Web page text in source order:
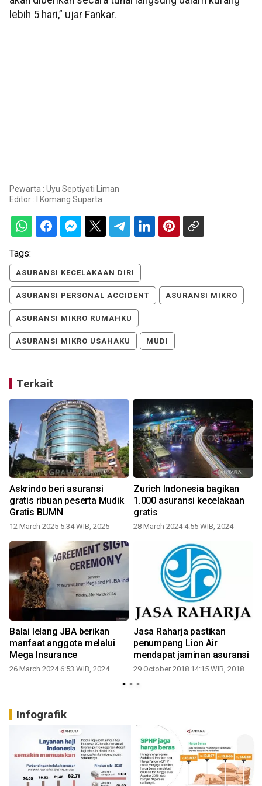
lebih 5 hari,” ujar Fankar.
Pewarta : Uyu Septiyati Liman
Editor : I Komang Suparta
Tags:
ASURANSI KECELAKAAN DIRI
ASURANSI PERSONAL ACCIDENT ASURANSI MIKRO
ASURANSI MIKRO RUMAHKU
ASURANSI MIKRO USAHAKU MUDI
Terkait
Askrindo beri asuransi
gratis ribuan peserta Mudik
Gratis BUMN
12 March 2025 5:34 WIB, 2025
Zurich Indonesia bagikan
1.000 asuransi kecelakaan
gratis
28 March 2024 4:55 WIB, 2024
Balai lelang JBA berikan
manfaat anggota melalui
Mega Insurance
26 March 2024 6:53 WIB, 2024
Jasa Raharja pastikan
penumpang Lion Air
mendapat jaminan asuransi
29 October 2018 14:15 WIB, 2018
Infografik